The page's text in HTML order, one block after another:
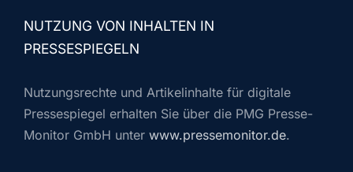
NUTZUNG VON INHALTEN IN
PRESSESPIEGELN
Nutzungsrechte und Artikelinhalte für digitale
Pressespiegel erhalten Sie über die PMG Presse-
Monitor GmbH unter www.pressemonitor.de.